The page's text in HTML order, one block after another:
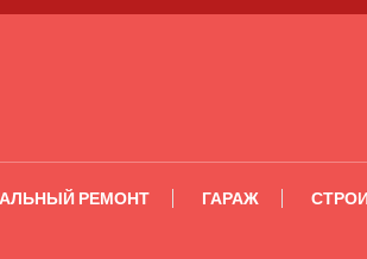
РЕМОНТ ГАРАЖ